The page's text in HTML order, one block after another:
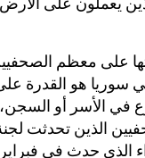
يعملون على الأرض
على معظم
سوريا هو القدرة
في الأسر أو
الذين تحدثت